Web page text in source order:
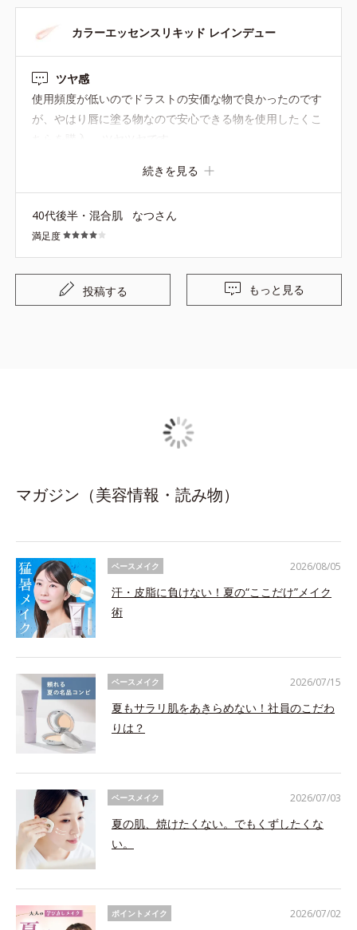
カラーエッセンスリキッド レインデュー
ツヤ感
使用頻度が低いのでドラストの安価な物で良かったのです
が、やはり唇に塗る物なので安心できる物を使用したくこ
続きを見る
40代後半・混合肌 なつさん
満足度
投稿する もっと見る
マガジン（美容情報・読み物）
ベースメイク
汗・皮脂に負けない！夏の“ここだけ”メイク
術
2026/08/05
ベースメイク
夏もサラリ肌をあきらめない！社員のこだわ
りは？
2026/07/15
ベースメイク
夏の肌、焼けたくない。でもくずしたくな
い。
2026/07/03
ポイントメイク 2026/07/02